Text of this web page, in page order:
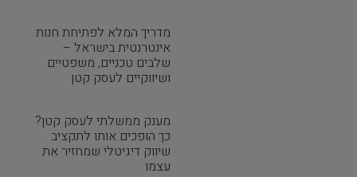
מדריך המלא לפתיחת חנות
אינטרנטית בישראל –
שלבים טכניים, משפטיים
ושיווקיים לעסק קטן
מענק ממשלתי לעסק קטן?
כך הופכים אותו לתקציב
שיווק דיגיטלי שמחזיר את
עצמו